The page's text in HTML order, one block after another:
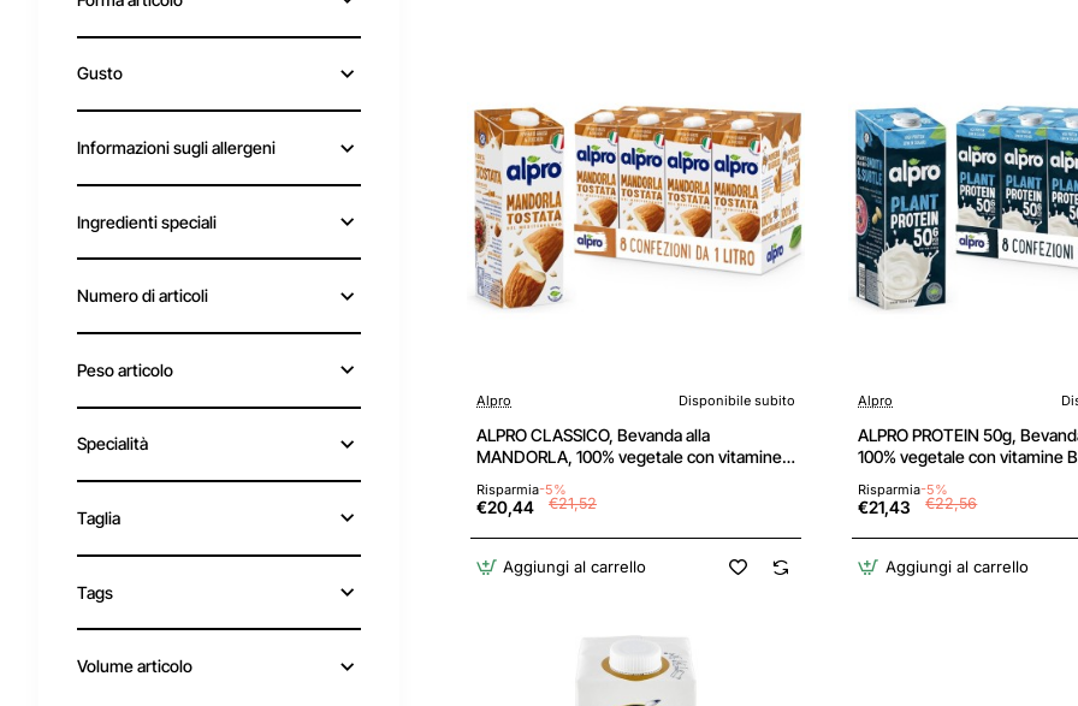
Gusto
Informazioni sugli allergeni
Ingredienti speciali
Numero di articoli
Peso articolo
Specialità
Taglia
Tags
Volume articolo
Alpro Disponibile subito
ALPRO CLASSICO, Bevanda alla
MANDORLA, 100% vegetale con vitamine
Risparmia-5%
€20,44 €21,52
Aggiungi al carrello
Alpro
ALPRO PROTEIN 50g,
100% vegetale con vitamine
Risparmia-5%
€21,43 €22,56
Aggiungi al carrello